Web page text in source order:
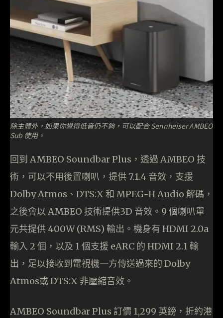
除主體外，如果你覺得低音仍不夠，可以配合 Sennheiser AMBEO
Sub 使用。
回到 AMBEO Soundbar Plus，透過 AMBEO 技
術，可以不用後置喇叭，提供 7.1.4 音效，支援
Dolby Atmos、DTS:X 和 MPEG-H Audio 解碼，
之後會以 AMBEO 技術提供3D 音效。9 個喇叭單
元共提供 400W (RMS) 輸出。機身有 HDMI 2.0a
輸入 2 個，以及 1 個支援 eARC 的 HDMI 2.1 輸
出，足以接收到電視機一方傳送過來的 Dolby
Atmos或 DTS:X 非壓縮音效。
AMBEO Soundbar Plus 訂價 1,299 英鎊，折約港